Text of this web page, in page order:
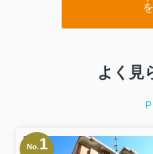
よく見
No. 1